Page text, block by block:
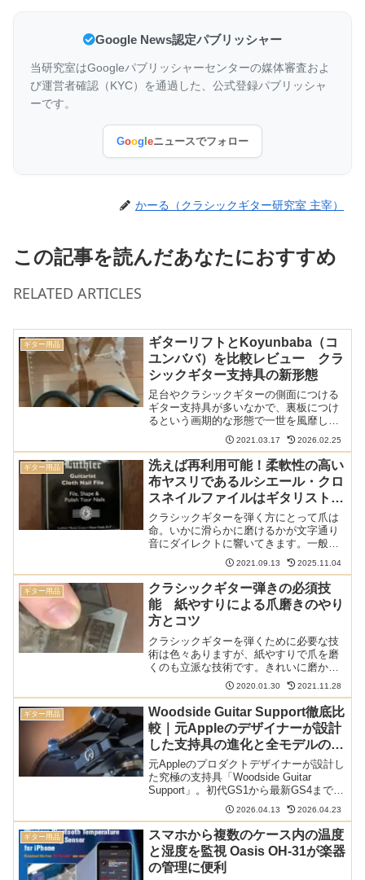
Google News認定パブリッシャー
当研究室はGoogleパブリッシャーセンターの媒体審査およ
び運営者確認（KYC）を通過した、公式登録パブリッシャ
ーです。
Googleニュースでフォロー
かーる（クラシックギター研究室 主宰）
この記事を読んだあなたにおすすめ
RELATED ARTICLES
ギター用品
ギターリフトとKoyunbaba（コ
ユンババ）を比較レビュー クラ
シックギター支持具の新形態
足台やクラシックギターの側面につける
ギター支持具が多いなかで、裏板につけ
るという画期的な形態で一世を風靡した
のがギターリフトです。このギターリフ
ト、評判はいいのですがちょっと高いの
が難点でした。これに対して、ギターリ
フトの半額以下の価格で登...
2021.03.17 2026.02.25
ギター用品
洗えば再利用可能！柔軟性の高い
布ヤスリであるルシエール・クロ
スネイルファイルはギタリストの
爪の細かいところまでしっかり磨
ける
クラシックギターを弾く方にとって爪は
命。いかに滑らかに磨けるかが文字通り
音にダイレクトに響いてきます。一般的
には紙やすりを使って磨くのですが、紙
やすりは消耗品のうえに、柔軟性が低い
のが難点。布ヤスリなら洗えば再利用で
きますし、布なので柔軟性...
2021.09.13 2025.11.04
ギター用品
クラシックギター弾きの必須技
能 紙やすりによる爪磨きのやり
方とコツ
クラシックギターを弾くために必要な技
術は色々ありますが、紙やすりで爪を磨
くのも立派な技術です。きれいに磨かれ
た爪でないと美しい音は出ません。しか
しながら、多くのギタリストは正しい紙
やすりの使い方をしているとは思えませ
ん。この記事では紙やすり...
2020.01.30 2021.11.28
ギター用品
Woodside Guitar Support徹底比
較｜元Appleのデザイナーが設計
した支持具の進化と全モデルの違
いを解説
元Appleのプロダクトデザイナーが設計し
た究極の支持具「Woodside Guitar
Support」。初代GS1から最新GS4までの
進化の歴史と、PCL/PRO/LEVなど複雑な
現行モデルの違いを徹底解説。自分に最
適なモデルの選び方や旧型からのアップ
グレード方法まで網羅した決定版ガイド
です。
2026.04.13 2026.04.23
ギター用品
スマホから複数のケース内の温度
と湿度を監視 Oasis OH-31が楽器
の管理に便利